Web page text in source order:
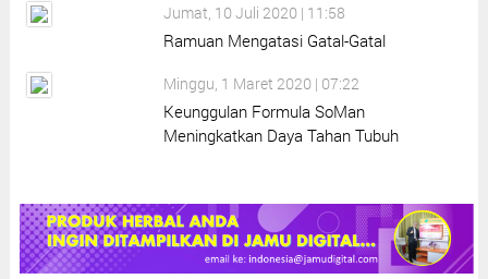
Jumat, 10 Juli 2020 | 11:58
Ramuan Mengatasi Gatal-Gatal
Minggu, 1 Maret 2020 | 07:22
Keunggulan Formula SoMan
Meningkatkan Daya Tahan Tubuh